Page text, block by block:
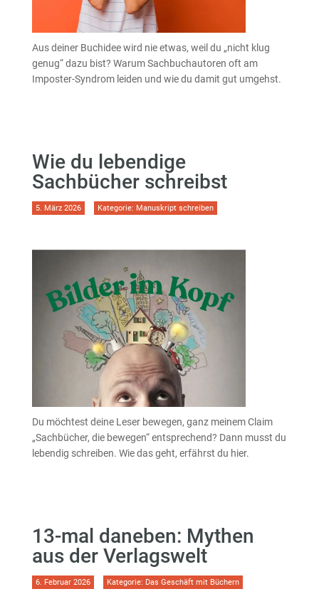
Aus deiner Buchidee wird nie etwas, weil du „nicht klug
genug“ dazu bist? Warum Sachbuchautoren oft am
Imposter-Syndrom leiden und wie du damit gut umgehst.
Wie du lebendige
Sachbücher schreibst
5. März 2026 Kategorie: Manuskript schreiben
Du möchtest deine Leser bewegen, ganz meinem Claim
„Sachbücher, die bewegen“ entsprechend? Dann musst du
lebendig schreiben. Wie das geht, erfährst du hier.
13-mal daneben: Mythen
aus der Verlagswelt
6. Februar 2026 Kategorie: Das Geschäft mit Büchern